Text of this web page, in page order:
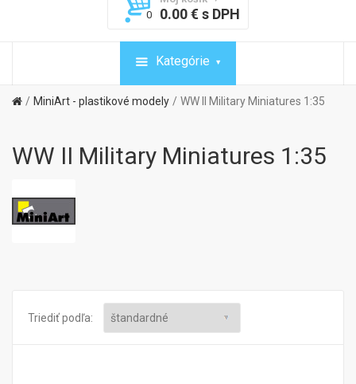
0
0.00 € s DPH
Kategórie
MiniArt - plastikové modely WW II Military Miniatures 1:35
WW II Military Miniatures 1:35
Triediť podľa: